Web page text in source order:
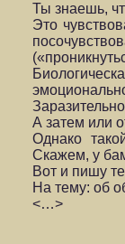
Ты знаешь,
Это
А затем или
Однако
Скажем, у
Вот и пишу
На тему: об
<…>